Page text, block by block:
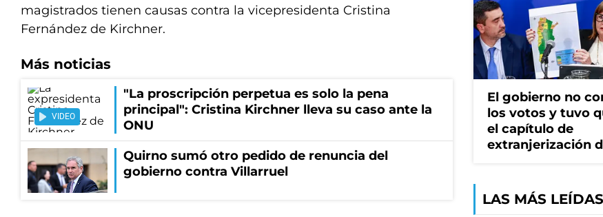
magistrados tienen causas contra la vicepresidenta Cristina
Fernández de Kirchner.
Más noticias
VIDEO
"La proscripción perpetua es solo la pena
principal": Cristina Kirchner lleva su caso ante la
ONU
Quirno sumó otro pedido de renuncia del
gobierno contra Villarruel
El gobierno no
los votos y tuvo
el capítulo de
extranjerización
LAS MÁS LEÍDAS